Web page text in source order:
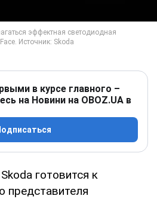
в курсе главного –
на Новини на OBOZ.UA в
готовится к
представителя